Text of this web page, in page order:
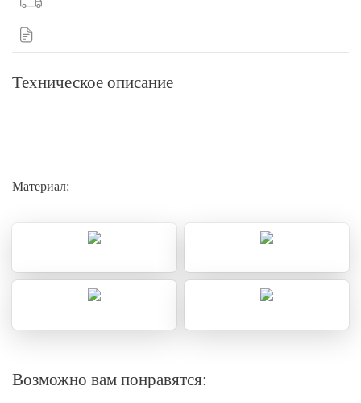
Техническое описание
Материал:
Возможно вам понравятся: